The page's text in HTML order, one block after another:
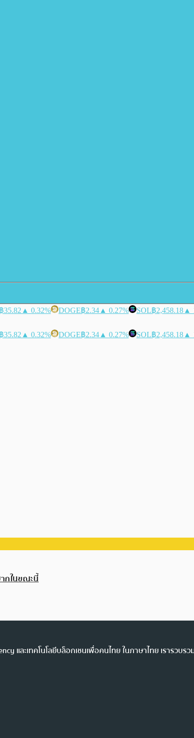
฿35.82 ▲ 0.32% DOGE฿2.34 ▲ 0.27% SOL฿2,458.18 ▲
฿35.82 ▲ 0.32% DOGE฿2.34 ▲ 0.27% SOL฿2,458.18 ▲
กในขณะนี้
และเทคโนโลยีบล็อกเชนเพื่อคนไทย ในภาษาไทย เรารว